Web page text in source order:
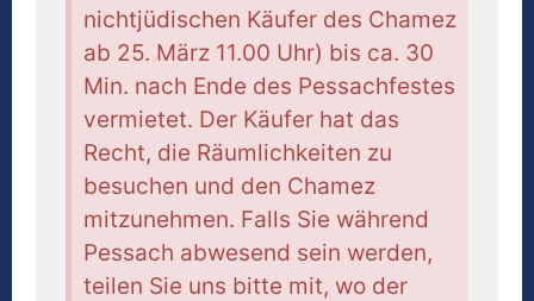
nichtjüdischen Käufer des Chamez
ab 25. März 11.00 Uhr) bis ca. 30
Min. nach Ende des Pessachfestes
vermietet. Der Käufer hat das
Recht, die Räumlichkeiten zu
besuchen und den Chamez
mitzunehmen. Falls Sie während
Pessach abwesend sein werden,
teilen Sie uns bitte mit, wo der